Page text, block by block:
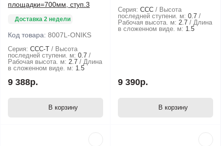
площадки=700мм, ступ.3
Доставка 2 недели
Код товара: 8007L-ONIKS
Серия: ССС-Т
Высота
последней ступени. м: 0.7
Рабочая высота. м: 2.7
Длина
в сложенном виде. м: 1.5
9 388р.
В корзину
Серия: ССС
Высота
последней ступени. м: 0.7
Рабочая высота. м: 2.7
Длина
в сложенном виде. м: 1.5
9 390р.
В корзину